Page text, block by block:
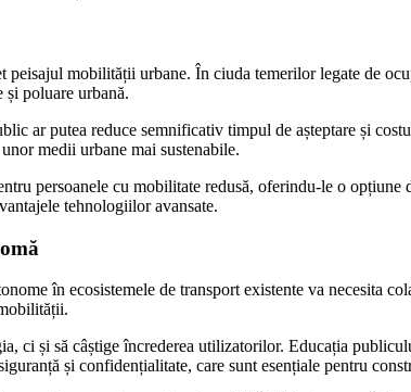
mobilității urbane. În ciuda temerilor legate de
și poluare urbană.
ar putea reduce semnificativ timpul de așteptare și
medii urbane mai sustenabile.
persoanele cu mobilitate redusă, oferindu-le o
tehnologiilor avansate.
în ecosistemele de transport existente va necesita
ci și să câștige încrederea utilizatorilor. Educația
și confidențialitate, care sunt esențiale pentru